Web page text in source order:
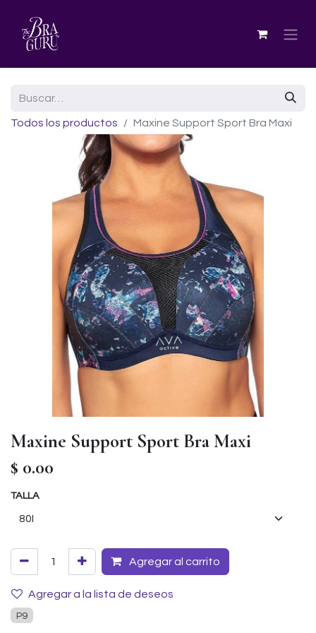
Todos los productos Maxine Support Sport Bra Maxi
Maxine Support Sport Bra Maxi
$ 0.00
TALLA
Agregar al carrito
Agregar a la lista de deseos
P9